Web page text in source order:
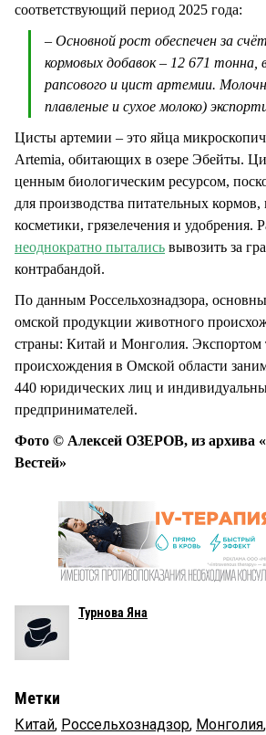
соответствующий период 2025 года:
– Основной рост обеспечен за
кормовых добавок – 12 671
рапсового и цист артемии.
плавленые и сухое молоко)
Цисты артемии – это яйца
Artemia, обитающих в озере Эбейты.
ценным биологическим ресурсом,
для производства питательных
косметики, грязелечения и удобрения.
неоднократно пытались вывозить за
контрабандой.
По данным Россельхознадзора,
омской продукции животного
страны: Китай и Монголия. Экспортом
происхождения в Омской области
440 юридических лиц и
предпринимателей.
Фото © Алексей ОЗЕРОВ, из архива
Вестей»
Турнова Яна
Метки
Китай, Россельхознадзор, Монголия,